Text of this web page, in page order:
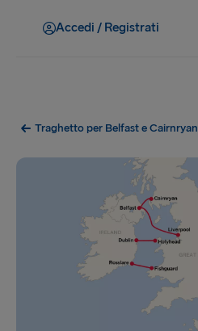
Accedi / Registrati
Traghetto per Belfast e Cairnryan